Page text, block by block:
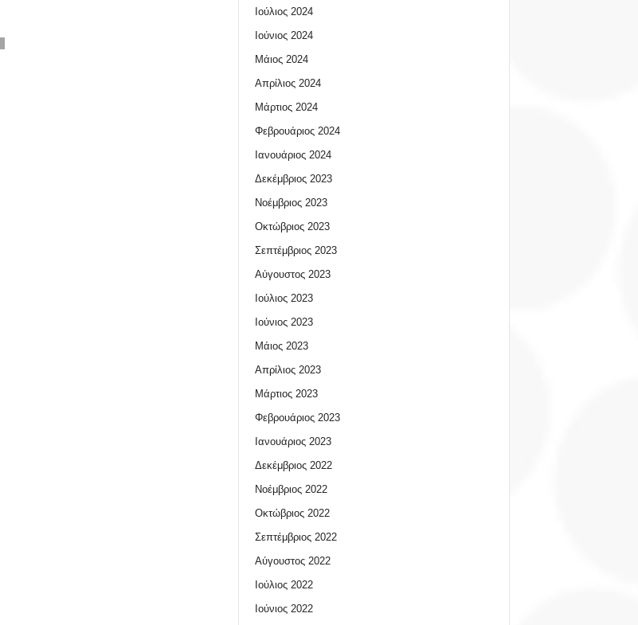
Ιούλιος 2024
Ιούνιος 2024
Μάιος 2024
Απρίλιος 2024
Μάρτιος 2024
Φεβρουάριος 2024
Ιανουάριος 2024
Δεκέμβριος 2023
Νοέμβριος 2023
Οκτώβριος 2023
Σεπτέμβριος 2023
Αύγουστος 2023
Ιούλιος 2023
Ιούνιος 2023
Μάιος 2023
Απρίλιος 2023
Μάρτιος 2023
Φεβρουάριος 2023
Ιανουάριος 2023
Δεκέμβριος 2022
Νοέμβριος 2022
Οκτώβριος 2022
Σεπτέμβριος 2022
Αύγουστος 2022
Ιούλιος 2022
Ιούνιος 2022